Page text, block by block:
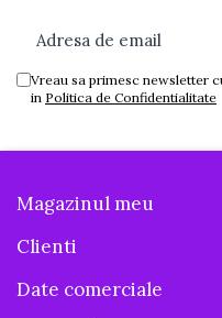
Saltelute si centre de
Set Avioane si submarine
Seturi de rufe
Vehicule de constructii
Vreau sa primesc newsletter
in Politica de Confidentialitate
Magazinul meu
Clienti
Date comerciale